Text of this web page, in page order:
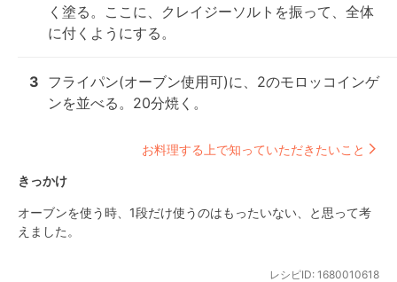
く塗る。ここに、クレイジーソルトを振って、全体
に付くようにする。
3 フライパン(オーブン使用可)に、2のモロッコインゲ
ンを並べる。20分焼く。
お料理する上で知っていただきたいこと
きっかけ
オーブンを使う時、1段だけ使うのはもったいない、と思って考
えました。
レシピID: 1680010618